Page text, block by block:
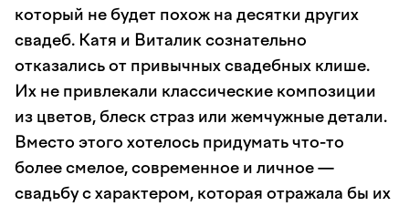
который не будет похож на десятки других
свадеб. Катя и Виталик сознательно
отказались от привычных свадебных клише.
Их не привлекали классические композиции
из цветов, блеск страз или жемчужные детали.
Вместо этого хотелось придумать что-то
более смелое, современное и личное —
свадьбу с характером, которая отражала бы их